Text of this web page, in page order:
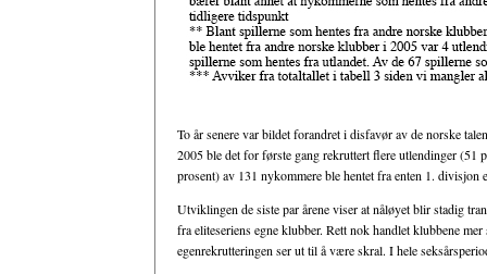
To år senere var bildet forandret i disfavør av de norske
2005 ble det for første gang rekruttert flere utlendinger (51
prosent) av 131 nykommere ble hentet fra enten 1. divisjon
Utviklingen de siste par årene viser at nåløyet blir stadig
fra eliteseriens egne klubber. Rett nok handlet klubbene
egenrekrutteringen ser ut til å være skral. I hele